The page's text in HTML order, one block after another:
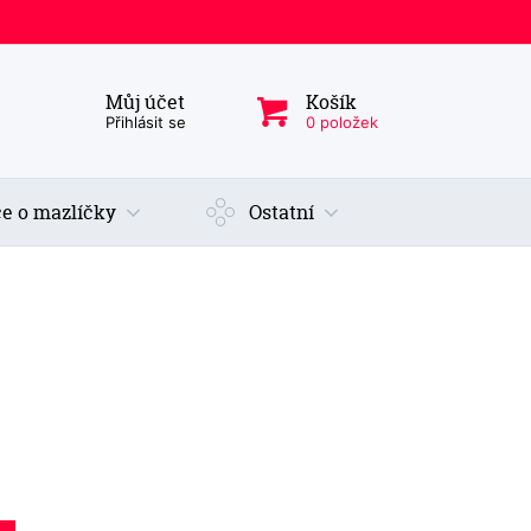
Můj účet
Přihlásit se
Košík
0 položek
produkt, kategorie...
o mazlíčky Ostatní